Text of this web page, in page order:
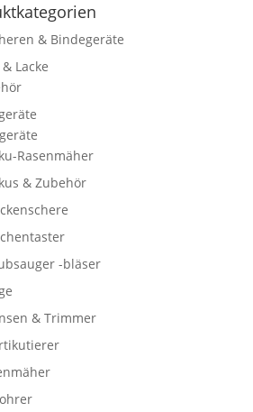
& Bindegeräte
Lacke
Rasenmäher
& Zubehör
-bläser
& Trimmer